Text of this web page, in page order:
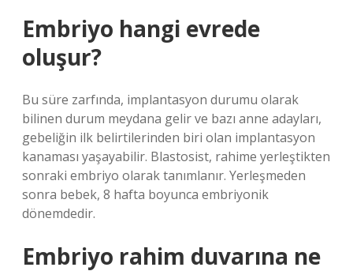
Embriyo hangi evrede
oluşur?
Bu süre zarfında, implantasyon durumu olarak
bilinen durum meydana gelir ve bazı anne adayları,
gebeliğin ilk belirtilerinden biri olan implantasyon
kanaması yaşayabilir. Blastosist, rahime yerleştikten
sonraki embriyo olarak tanımlanır. Yerleşmeden
sonra bebek, 8 hafta boyunca embriyonik
dönemdedir.
Embriyo rahim duvarına ne